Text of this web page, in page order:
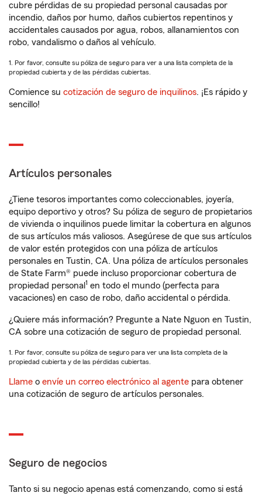
cubre pérdidas de su propiedad personal causadas por
incendio, daños por humo, daños cubiertos repentinos y
accidentales causados por agua, robos, allanamientos con
robo, vandalismo o daños al vehículo.
1. Por favor, consulte su póliza de seguro para ver a una lista completa de la
propiedad cubierta y de las pérdidas cubiertas.
Comience su cotización de seguro de inquilinos. ¡Es rápido y
sencillo!
Artículos personales
¿Tiene tesoros importantes como coleccionables, joyería,
equipo deportivo y otros? Su póliza de seguro de propietarios
de vivienda o inquilinos puede limitar la cobertura en algunos
de sus artículos más valiosos. Asegúrese de que sus artículos
de valor estén protegidos con una póliza de artículos
personales en Tustin, CA. Una póliza de artículos personales
de State Farm® puede incluso proporcionar cobertura de
propiedad personal 1 en todo el mundo (perfecta para
vacaciones) en caso de robo, daño accidental o pérdida.
¿Quiere más información? Pregunte a Nate Nguon en Tustin,
CA sobre una cotización de seguro de propiedad personal.
1. Por favor, consulte su póliza de seguro para ver una lista completa de la
propiedad cubierta y de las pérdidas cubiertas.
Llame o envíe un correo electrónico al agente para obtener
una cotización de seguro de artículos personales.
Seguro de negocios
Tanto si su negocio apenas está comenzando, como si está